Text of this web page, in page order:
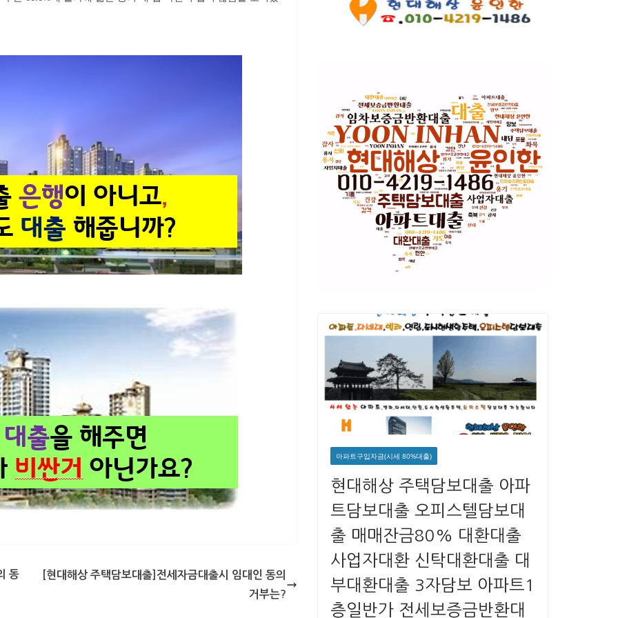
동
[현대해상 주택담보대출]전세자금대출시 임대인 동의
거부는?
아파트구입자금(시세 80%대출)
현대해상 주택담보대출 아파
트담보대출 오피스텔담보대
출 매매잔금80% 대환대출
사업자대환 신탁대환대출 대
부대환대출 3자담보 아파트1
층일반가 전세보증금반환대